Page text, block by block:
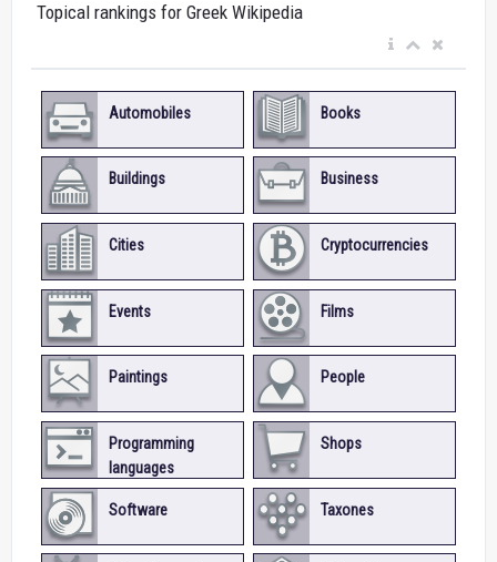
Topical rankings for Greek Wikipedia
Automobiles Books
Buildings Business
Cities Cryptocurrencies
Events Films
Paintings People
Programming
languages
Shops
Software Taxones